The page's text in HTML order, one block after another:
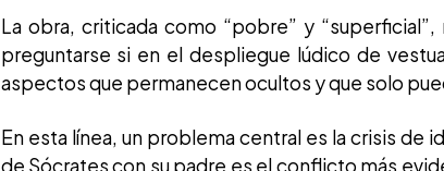
La obra, criticada como “pobre” y
preguntarse si en el despliegue lúdico de
aspectos que permanecen ocultos y que solo
En esta línea, un problema central es la crisis de
de Sócrates con su padre es el conflicto más